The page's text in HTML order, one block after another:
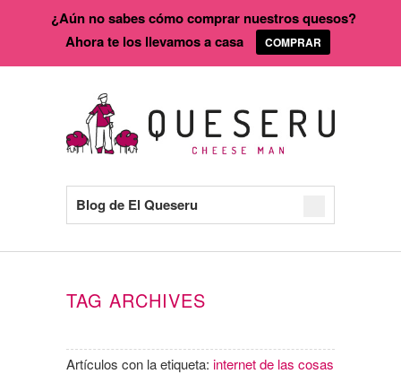
Blog de El Queseru
TAG ARCHIVES
Artículos con la etiqueta: internet de las cosas
¿Aún no sabes cómo comprar nuestros quesos?
Ahora te los llevamos a casa
COMPRAR